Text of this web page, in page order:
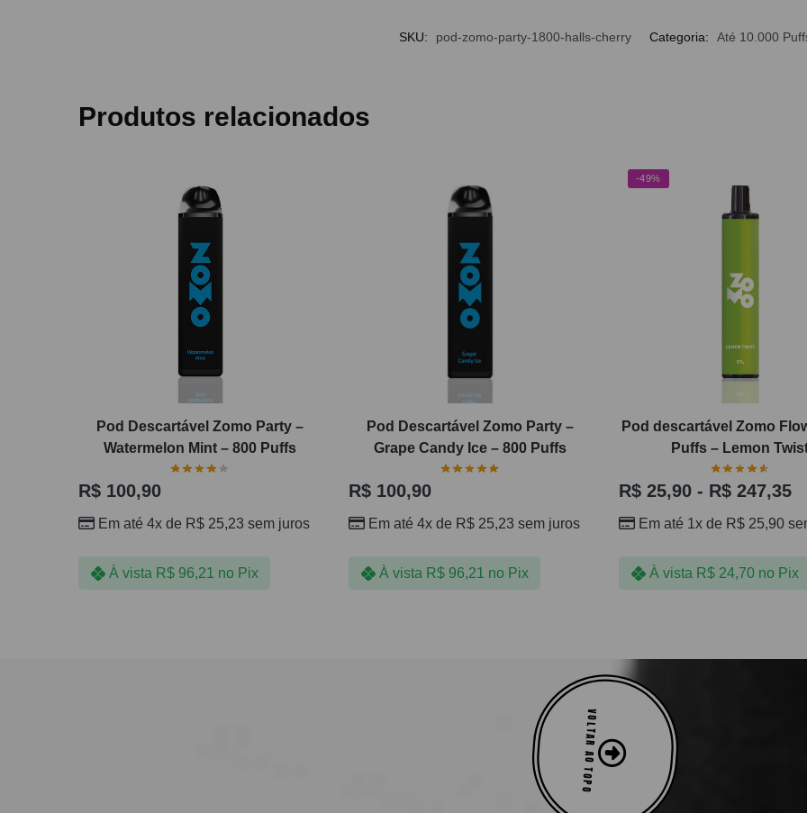
SKU: pod-zomo-party-1800-halls-cherry Categoria: Até 10.000
Produtos relacionados
Pod Descartável Zomo Party –
Watermelon Mint – 800 Puffs
R$ 100,90
Em até 4x de R$ 25,23 sem juros
À vista R$96,21 no Pix
Pod Descartável Zomo Party –
Grape Candy Ice – 800 Puffs
R$ 100,90
Em até 4x de R$ 25,23 sem juros
À vista R$96,21 no Pix
-49%
Pod descartável Zomo
Puffs – Lemon
R$25,90 - R$247,35
Em até 1x de R$25,90
À vista R$24,70 no Pix
VOLTAR AO TOPO